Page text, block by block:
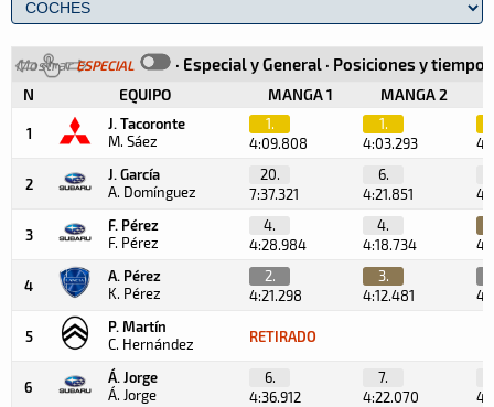
MostrarESPECIAL · Especial y General · Posiciones y
N EQUIPO MANGA 1 MANGA 2
1
J. Tacoronte
M. Sáez
1.
4:09.808
1.
4:03.293
2
J. García
A. Domínguez
20.
7:37.321
6.
4:21.851
3
F. Pérez
F. Pérez
4.
4:28.984
4.
4:18.734
4
A. Pérez
K. Pérez
2.
4:21.298
3.
4:12.481
5
P. Martín
C. Hernández RETIRADO
6
Á. Jorge
Á. Jorge
6.
4:36.912
7.
4:22.070